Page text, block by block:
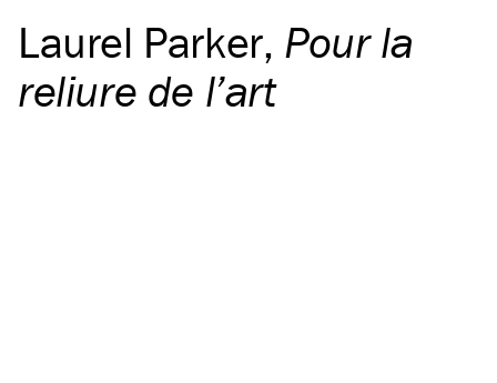
Laurel Parker, Pour la
reliure de l’art